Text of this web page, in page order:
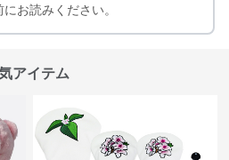
お読みください。
アイテム